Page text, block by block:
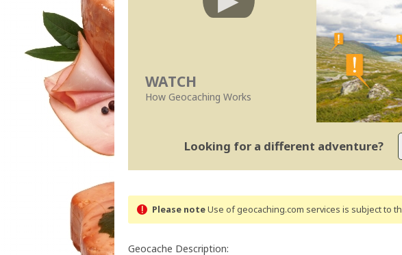
WATCH
How Geocaching Works
Looking for a different adventure?
Please noteUse of geocaching.com services is subject to
Geocache Description: